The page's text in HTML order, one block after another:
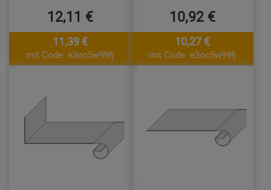
12,11 €
11,39 €
mit Code: e3oc5w99fj
10,92 €
10,27 €
mit Code: e3oc5w99fj